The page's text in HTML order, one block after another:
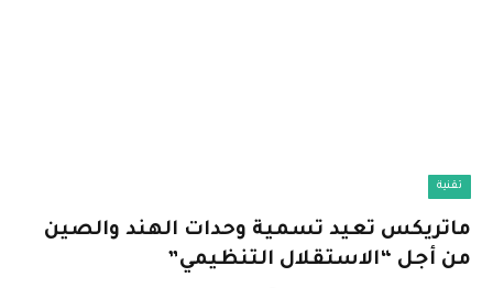
تقنية
ماتريكس تعيد تسمية وحدات الهند والصين
من أجل “الاستقلال التنظيمي”